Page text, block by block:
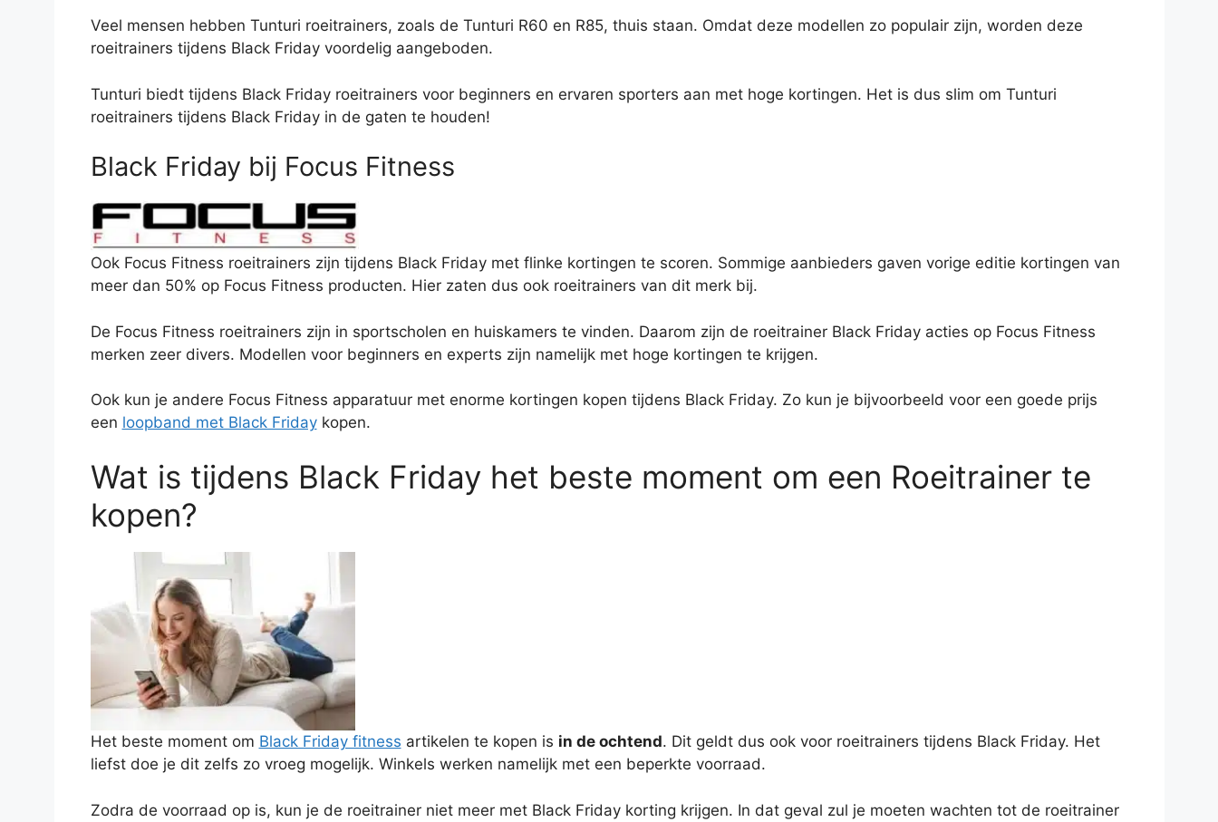
Veel mensen hebben Tunturi roeitrainers, zoals de Tunturi R60 en R85, thuis staan. Omdat deze modellen zo populair zijn, worden deze
roeitrainers tijdens Black Friday voordelig aangeboden.
Tunturi biedt tijdens Black Friday roeitrainers voor beginners en ervaren sporters aan met hoge kortingen. Het is dus slim om Tunturi
roeitrainers tijdens Black Friday in de gaten te houden!
Black Friday bij Focus Fitness
Ook Focus Fitness roeitrainers zijn tijdens Black Friday met flinke kortingen te scoren. Sommige aanbieders gaven vorige editie kortingen van
meer dan 50% op Focus Fitness producten. Hier zaten dus ook roeitrainers van dit merk bij.
De Focus Fitness roeitrainers zijn in sportscholen en huiskamers te vinden. Daarom zijn de roeitrainer Black Friday acties op Focus Fitness
merken zeer divers. Modellen voor beginners en experts zijn namelijk met hoge kortingen te krijgen.
Ook kun je andere Focus Fitness apparatuur met enorme kortingen kopen tijdens Black Friday. Zo kun je bijvoorbeeld voor een goede prijs
een loopband met Black Fridaykopen.
Wat is tijdens Black Friday het beste moment om een Roeitrainer te
kopen?
Het beste moment om Black Friday fitness artikelen te kopen is in de ochtend. Dit geldt dus ook voor roeitrainers tijdens Black Friday. Het
liefst doe je dit zelfs zo vroeg mogelijk. Winkels werken namelijk met een beperkte voorraad.
Zodra de voorraad op is, kun je de roeitrainer niet meer met Black Friday korting krijgen. In dat geval zul je moeten wachten tot de roeitrainer